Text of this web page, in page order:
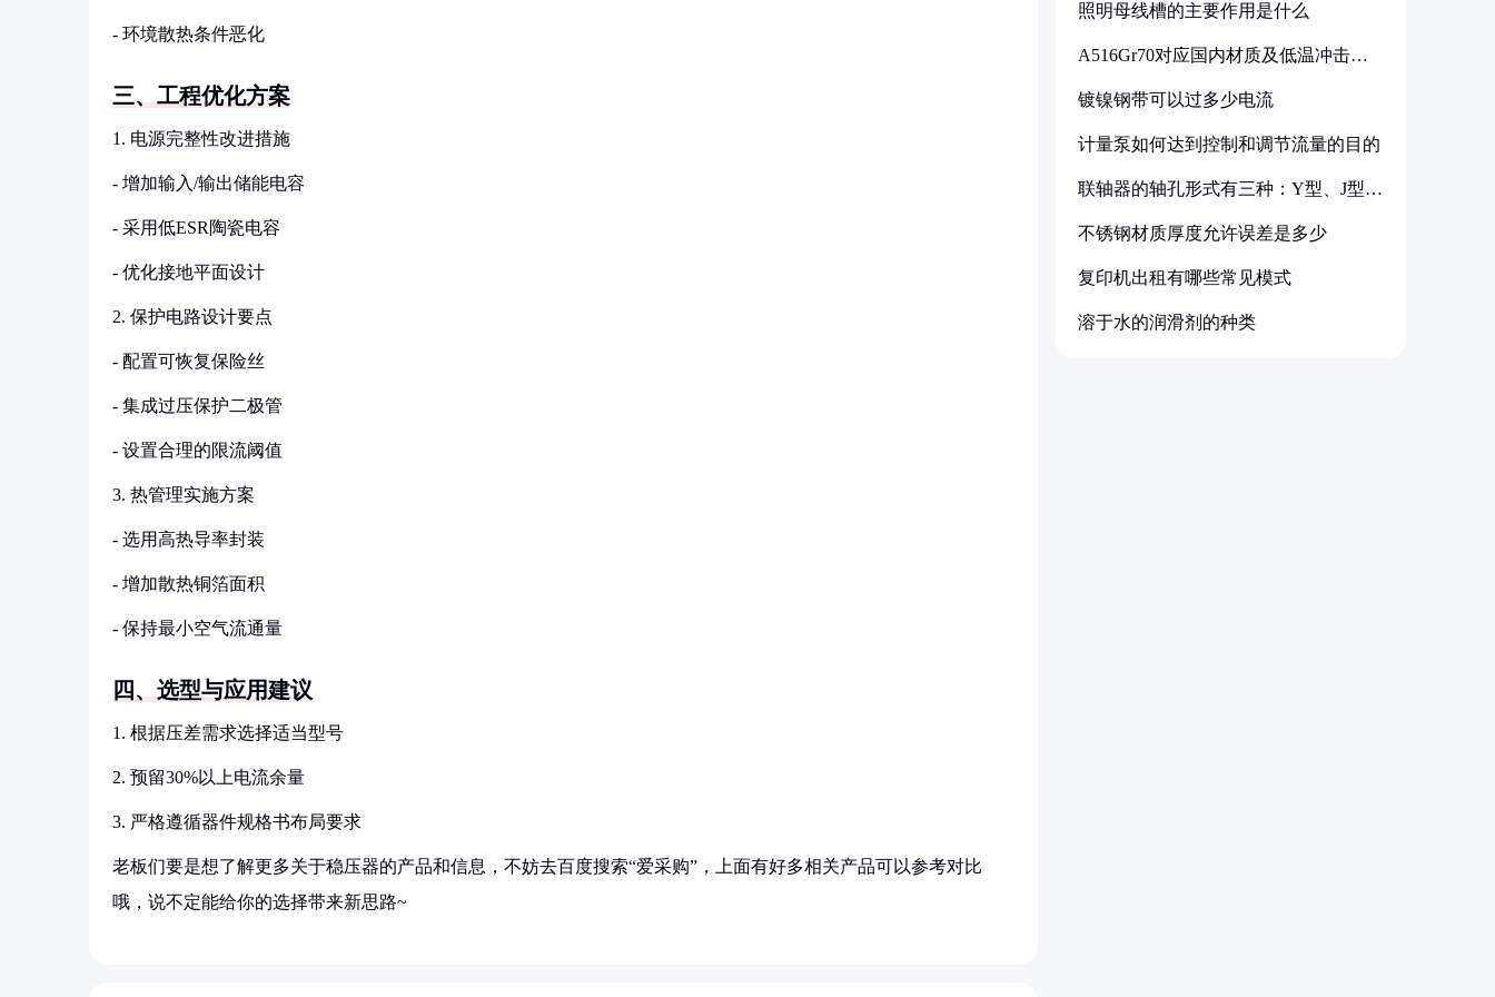
- 环境散热条件恶化
三、工程优化方案
1. 电源完整性改进措施
- 增加输入/输出储能电容
- 采用低ESR陶瓷电容
- 优化接地平面设计
2. 保护电路设计要点
- 配置可恢复保险丝
- 集成过压保护二极管
- 设置合理的限流阈值
3. 热管理实施方案
- 选用高热导率封装
- 增加散热铜箔面积
- 保持最小空气流通量
四、选型与应用建议
1. 根据压差需求选择适当型号
2. 预留30%以上电流余量
3. 严格遵循器件规格书布局要求
老板们要是想了解更多关于稳压器的产品和信息，不妨去百度搜索“爱采购”，上面有好多相关产品可以参考对比
哦，说不定能给你的选择带来新思路~
照明母线槽的主要作用是什么
A516Gr70对应国内材质及低温冲击要
镀镍钢带可以过多少电流
计量泵如何达到控制和调节流量的目的
联轴器的轴孔形式有三种：Y型、J型、
不锈钢材质厚度允许误差是多少
复印机出租有哪些常见模式
溶于水的润滑剂的种类